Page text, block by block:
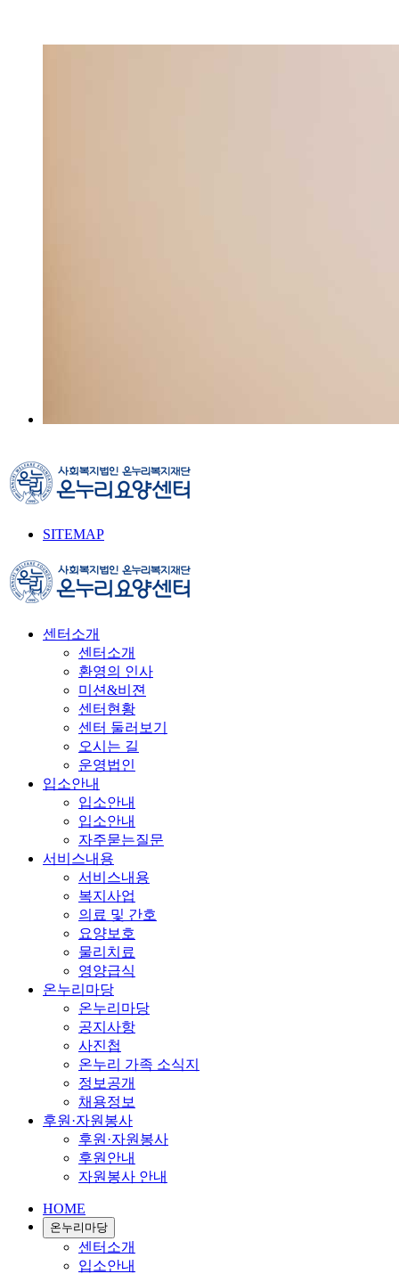
SITEMAP
센터소개
센터소개
환영의 인사
미션&비젼
센터현황
센터 둘러보기
오시는 길
운영법인
입소안내
입소안내
입소안내
자주묻는질문
서비스내용
서비스내용
복지사업
의료 및 간호
요양보호
물리치료
영양급식
온누리마당
온누리마당
공지사항
사진첩
온누리 가족 소식지
정보공개
채용정보
후원·자원봉사
후원·자원봉사
후원안내
자원봉사 안내
HOME
온누리마당
센터소개
입소안내